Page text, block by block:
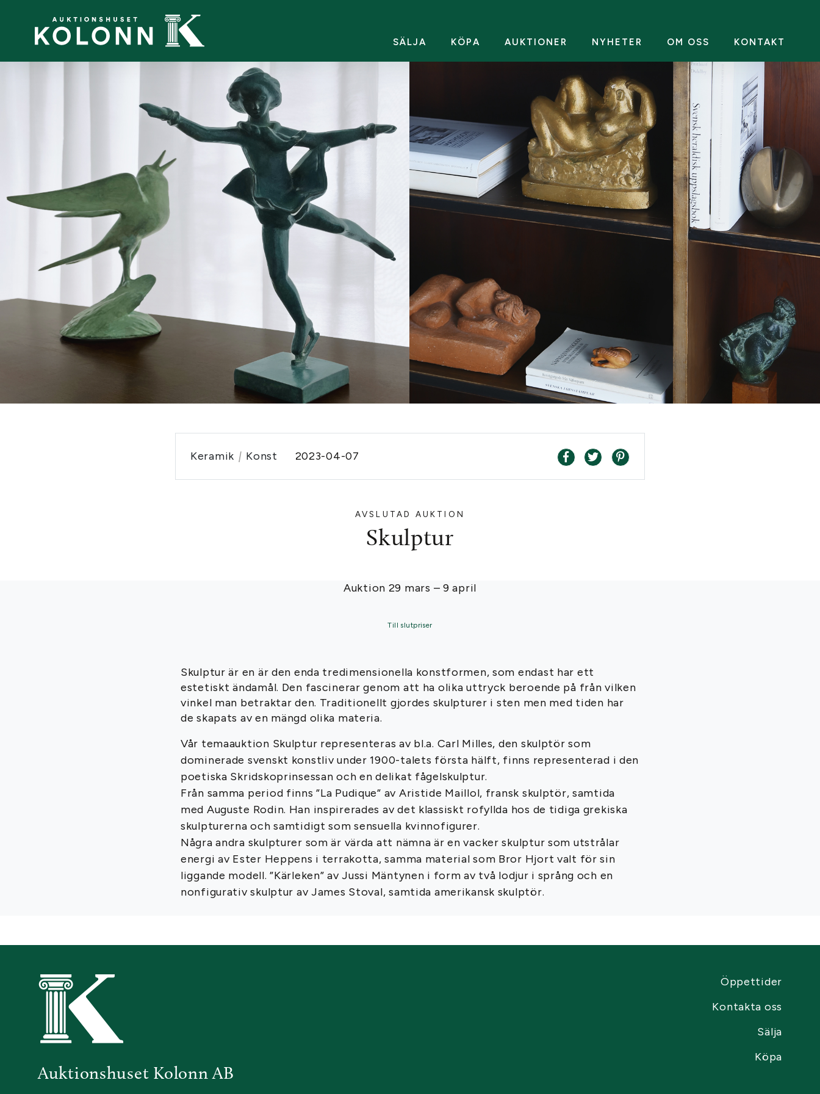
SÄLJA KÖPA AUKTIONER NYHETER OM OSS KONTAKT
Keramik | Konst 2023-04-07
AVSLUTAD AUKTION
Skulptur
Auktion 29 mars – 9 april
Till slutpriser
Skulptur är en är den enda tredimensionella konstformen, som endast har ett
estetiskt ändamål. Den fascinerar genom att ha olika uttryck beroende på från vilken
vinkel man betraktar den. Traditionellt gjordes skulpturer i sten men med tiden har
de skapats av en mängd olika materia.
Vår temaauktion Skulptur representeras av bl.a. Carl Milles, den skulptör som
dominerade svenskt konstliv under 1900-talets första hälft, finns representerad i den
poetiska Skridskoprinsessan och en delikat fågelskulptur.
Från samma period finns ”La Pudique” av Aristide Maillol, fransk skulptör, samtida
med Auguste Rodin. Han inspirerades av det klassiskt rofyllda hos de tidiga grekiska
skulpturerna och samtidigt som sensuella kvinnofigurer.
Några andra skulpturer som är värda att nämna är en vacker skulptur som utstrålar
energi av Ester Heppens i terrakotta, samma material som Bror Hjort valt för sin
liggande modell. ”Kärleken” av Jussi Mäntynen i form av två lodjur i språng och en
nonfigurativ skulptur av James Stoval, samtida amerikansk skulptör.
Auktionshuset Kolonn AB
Öppettider
Kontakta oss
Sälja
Köpa